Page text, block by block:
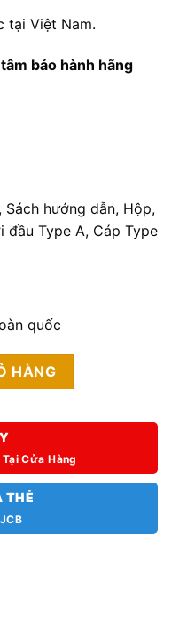
tại Việt Nam.
bảo hành hãng
hướng dẫn, Hộp,
đầu Type A, Cáp Type
quốc
Công Ty - Order) số
HÀNG
Cửa Hàng
THẺ